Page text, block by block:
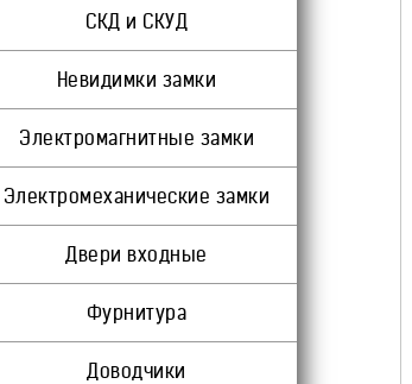
СКД и СКУД
Невидимки замки
Электромагнитные замки
Электромеханические замки
Двери входные
Фурнитура
Доводчики